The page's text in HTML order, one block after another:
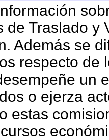
de Traslado y
Además se
respecto de
un
o ejerza
estas